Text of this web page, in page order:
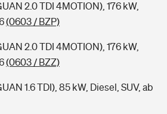
2.0 TDI 4MOTION), 176 kW,
(0603 / BZP)
2.0 TDI 4MOTION), 176 kW,
(0603 / BZZ)
1.6 TDI), 85 kW, Diesel, SUV, ab